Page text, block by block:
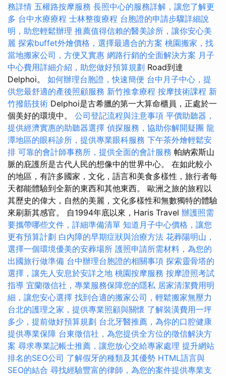
務詳情 五權路按摩服務 長照中心的服務詳解，讓您了解更
多 台中水療療程 士林整復療程 台胞證的申請步驟詳細說
明，助您輕鬆辦理 推薦值得信賴的醫美診所，讓你安心美
麗 探索buffet外燴價格，選擇最適合的方案 桃園搬家，找
當地搬家公司，方便又實惠 網路行銷的全面解決方案 月子
中心費用詳細介紹，助您做好預算規劃 Road到達
Delphoi。 如何辦理台胞證，快速簡便 台中月子中心，提
供您最舒適的產後照顧服務 新竹推拿療程 按摩技術課程 新
竹撥筋技術 Delphoi是古希臘的第一大算命櫃員，正處於一
個美好的環境中。 公司登記流程與注意事項 平價助聽器，
提供經濟實惠的助聽器選擇 偵探服務，協助你解開疑團 龍
潭地區的眼科診所，提供專業眼科服務 下午茶外燴輕鬆安
排 可靠的會計師事務所，提供全面的會計服務 帕納索斯山
脈的庇護所是古代人民的想像中的世界中心。 在如此較小
的地區，有許多國家，文化，語言和美食多樣性，旅行者每
天都能體驗到全新的東西和其他東西。 歐洲之旅的旅程以
其歷史的偉大，自然的美麗，文化多樣性和無數獨特的體驗
來刷新其感官。 自1994年底以來，Haris Travel 辦護照需
要攜帶哪些文件，詳細準備清單 知道月子中心價格，讓您
更有預算計劃 白內障的早期症狀與治療方法 花葬陽明山，
選擇一個環境優美的安葬場所 護照申請所需材料，為您的
出國旅行做準備 台中辦理台胞證的相關事項 探索靈骨塔的
選擇，讓先人安息於安詳之地 桃園按摩服務 按摩證照考試
指導 宜蘭徵信社，專業服務保障您的隱私 居家清潔費用明
細，讓您安心選擇 找到合適的搬家公司，輕鬆搬家無壓力
台北的護理之家，提供專業照顧與關懷 了解裝潢費用一坪
多少，提前做好預算規劃 台北牙醫推薦，為你的口腔健康
提供專業保障 台東徵信社，為您提供全方位的徵信解決方
案 尋求專業記帳士推薦，讓您放心交給專家處理 提升網站
排名的SEO公司 了解假牙的種類及其優勢 HTML語言與
SEO的結合 尋找經驗豐富的律師，為您的案件提供專業支